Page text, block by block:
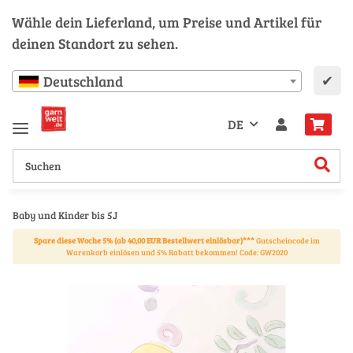
Wähle dein Lieferland, um Preise und Artikel für
deinen Standort zu sehen.
Deutschland ✔
DE
Baby und Kinder bis 5J
Spare diese Woche 5% (ab 40,00 EUR Bestellwert einlösbar)***Gutscheincode im
Warenkorb einlösen und 5% Rabatt bekommen! Code: GW2020